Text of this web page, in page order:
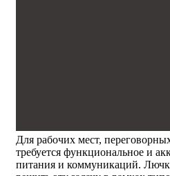
Для рабочих мест,
требуется функциональное и
питания и коммуникаций.